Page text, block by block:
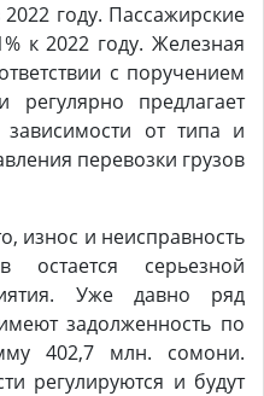
году. Пассажирские
к 2022 году. Железная
с поручением
регулярно предлагает
от типа и
перевозки грузов
износ и неисправность
остается серьезной
Уже давно ряд
задолженность по
402,7 млн. сомони.
регулируются и будут